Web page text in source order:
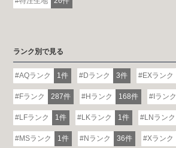
ランク別で見る
AQランク 1件 Dランク 3件 EXランク
Fランク 287件 Hランク 168件 Iランク
LFランク 1件 LKランク 1件 LNランク
MSランク 1件 Nランク 36件 Xランク